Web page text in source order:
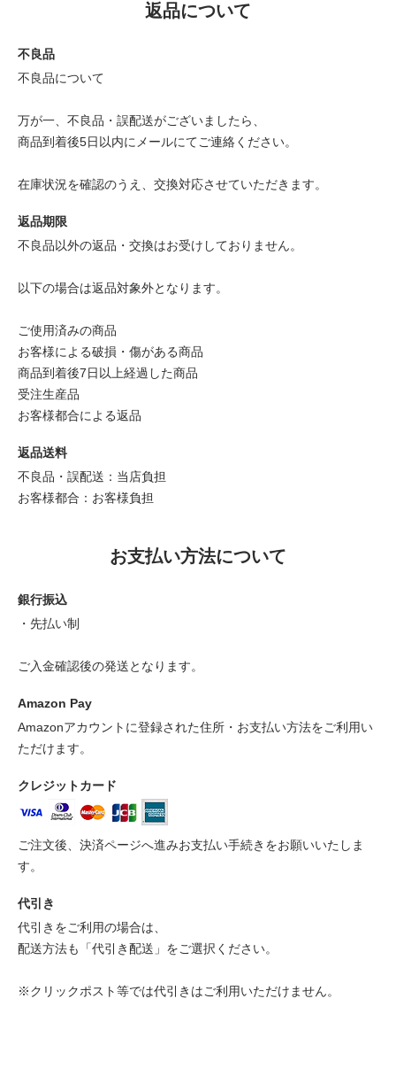
返品について
不良品
不良品について
万が一、不良品・誤配送がございましたら、
商品到着後5日以内にメールにてご連絡ください。
在庫状況を確認のうえ、交換対応させていただきます。
返品期限
不良品以外の返品・交換はお受けしておりません。
以下の場合は返品対象外となります。
ご使用済みの商品
お客様による破損・傷がある商品
商品到着後7日以上経過した商品
受注生産品
お客様都合による返品
返品送料
不良品・誤配送：当店負担
お客様都合：お客様負担
お支払い方法について
銀行振込
・先払い制
ご入金確認後の発送となります。
Amazon Pay
Amazonアカウントに登録された住所・お支払い方法をご利用い
ただけます。
クレジットカード
ご注文後、決済ページへ進みお支払い手続きをお願いいたしま
す。
代引き
代引きをご利用の場合は、
配送方法も「代引き配送」をご選択ください。
※クリックポスト等では代引きはご利用いただけません。